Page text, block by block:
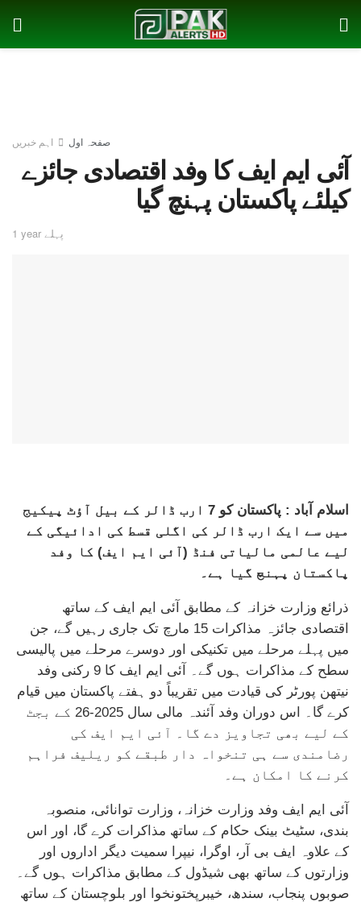
صفحہ اول اہم خبریں
آئی ایم ایف کا وفد اقتصادی جائزے
کیلئے پاکستان پہنچ گیا
1 year پہلے
اسلام آباد : پاکستان کو 7 ارب ڈالر کے بیل آؤٹ پیکیج
میں سے ایک ارب ڈالر کی اگلی قسط کی ادائیگی کے
لیے عالمی مالیاتی فنڈ (آئی ایم ایف) کا وفد
پاکستان پہنچ گیا ہے۔
ذرائع وزارت خزانہ کے مطابق آئی ایم ایف کے ساتھ
اقتصادی جائزہ مذاکرات 15 مارچ تک جاری رہیں گے، جن
میں پہلے مرحلے میں تکنیکی اور دوسرے مرحلے میں پالیسی
سطح کے مذاکرات ہوں گے۔ آئی ایم ایف کا 9 رکنی وفد
نیتھن پورٹر کی قیادت میں تقریباً دو ہفتے پاکستان میں قیام
کرے گا۔ اس دوران وفد آئندہ مالی سال 2025-26 کے بجٹ
کے لیے بھی تجاویز دے گا۔ آئی ایم ایف کی
رضامندی سے ہی تنخواہ دار طبقے کو ریلیف فراہم
کرنے کا امکان ہے۔
آئی ایم ایف وفد وزارت خزانہ، وزارت توانائی، منصوبہ
بندی، سٹیٹ بینک حکام کے ساتھ مذاکرات کرے گا، اور اس
کے علاوہ ایف بی آر، اوگرا، نیپرا سمیت دیگر اداروں اور
وزارتوں کے ساتھ بھی شیڈول کے مطابق مذاکرات ہوں گے۔
صوبوں پنجاب، سندھ، خیبرپختونخوا اور بلوچستان کے ساتھ